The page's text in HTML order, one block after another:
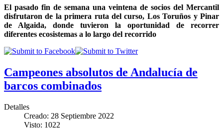
El pasado fin de semana una veintena de socios del Mercantil
disfrutaron de la primera ruta del curso, Los Toruños y Pinar
de Algaida, donde tuvieron la oportunidad de recorrer
diferentes ecosistemas a lo largo del recorrido
Campeones absolutos de Andalucía de
barcos combinados
Detalles
Creado: 28 Septiembre 2022
Visto: 1022